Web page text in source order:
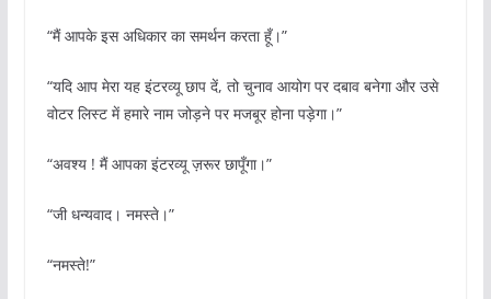
“मैं आपके इस अधिकार का समर्थन करता हूँ।”
“यदि आप मेरा यह इंटरव्यू छाप दें, तो चुनाव आयोग पर दबाव बनेगा और उसे
वोटर लिस्ट में हमारे नाम जोड़ने पर मजबूर होना पड़ेगा।”
“अवश्य ! मैं आपका इंटरव्यू ज़रूर छापूँगा।”
“जी धन्यवाद। नमस्ते।”
“नमस्ते!”